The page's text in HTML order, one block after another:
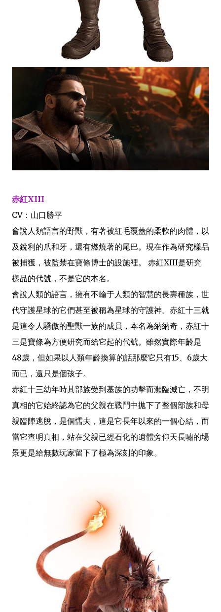
赤紅XIII
CV：山口勝平
會說人類語言的野獸，有著被紅毛覆蓋的柔軟的肉體，以
及銳利的爪和牙，還有燃燒著的尾巴。現在作為研究樣品
被捕獲，被監禁在寶條博士的設施裡。 赤紅XIII是研究
樣品的代號，不是它的本名。
會說人類的語言，擁有不輸于人類的智慧的長壽種族，世
代守護星球的它們甚至被稱為星球的守護神。赤紅十三就
是這令人驕傲的聖獸一族的成員，本名為納納奇，赤紅十
三是寶條為方便研究而給它起的代號。雖然實際年齡是
48歲，但如果以人類年齡換算的話那麼它只有15、6歲大
而已，還只是個孩子。
赤紅十三幼年時其部族受到基族的功擊而瀕臨滅亡，不明
真相的它始終認為它的父親在戰鬥中拋下了整個部族和母
親臨陣逃脫，是個懦夫，這是它長年以來的一個心結，而
當它查明真相，站在父親已經石化的遺體旁仰天長嘯的場
景更是給無數玩家留下了極為深刻的印象。